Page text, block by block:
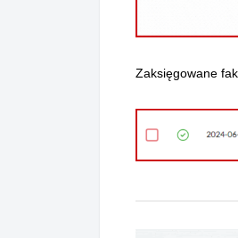
Zaksięgowane